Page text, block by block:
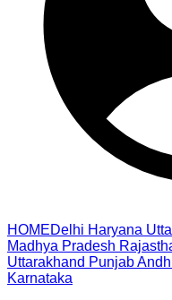
HOMEDelhi Haryana
Madhya Pradesh
Uttarakhand Punjab
Karnataka